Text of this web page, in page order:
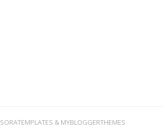
SORATEMPLATES & MYBLOGGERTHEMES